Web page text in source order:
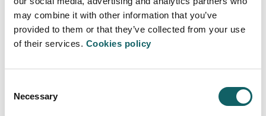
may combine it with other information that you’ve
provided to them or that they’ve collected from your use
of their services. Cookies policy
Selection
Necessary
Técnica/o en planificación y programación
de procesos de mantenimiento de
instalaciones de maquinaria y equipo
industrial.
A medio/largo plazo: